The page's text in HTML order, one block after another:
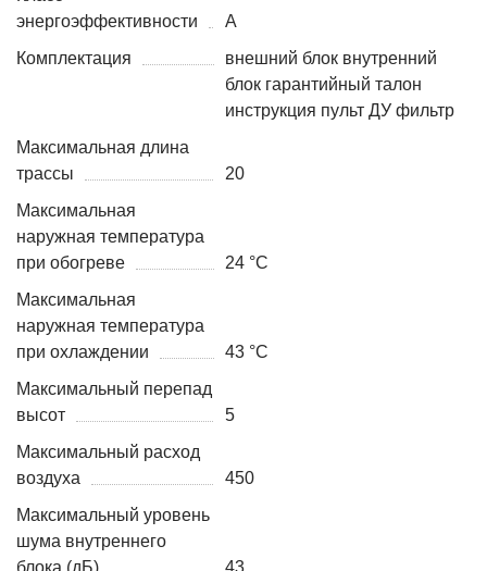
энергоэффективности
A
Комплектация
внешний блок внутренний
блок гарантийный талон
инструкция пульт ДУ фильтр
Максимальная длина
трассы
20
Максимальная
наружная температура
при обогреве
24 °С
Максимальная
наружная температура
при охлаждении
43 °С
Максимальный перепад
высот
5
Максимальный расход
воздуха
450
Максимальный уровень
шума внутреннего